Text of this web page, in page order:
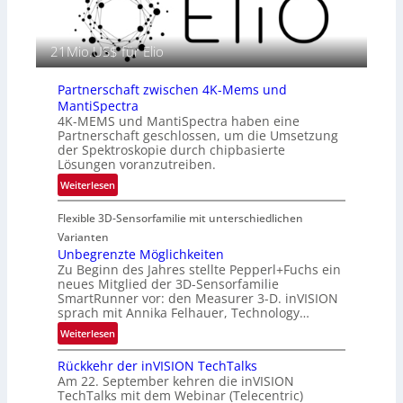
a
f
i
e
n
L
u
f
t
-
u
a
u
m
f
a
h
r
t
n
E
M
E
-
R
e
g
i
o
n
21Mio.US$ für Elio
Partnerschaft zwischen 4K-Mems und
MantiSpectra
4K-MEMS und MantiSpectra haben eine
Partnerschaft geschlossen, um die Umsetzung
der Spektroskopie durch chipbasierte
Lösungen voranzutreiben.
Weiterlesen:
P
a
t
n
e
r
s
c
h
a
f
Flexible 3D-Sensorfamilie mit unterschiedlichen
Varianten
Unbegrenzte Möglichkeiten
Zu Beginn des Jahres stellte Pepperl+Fuchs ein
neues Mitglied der 3D-Sensorfamilie
SmartRunner vor: den Measurer 3-D. inVISION
sprach mit Annika Felhauer, Technology…
Weiterlesen:
U
n
b
Rückkehr der inVISION TechTalks
Am 22. September kehren die inVISION
TechTalks mit dem Webinar (Telecentric)